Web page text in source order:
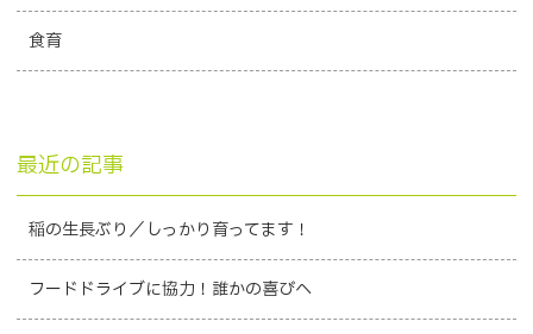
食育
最近の記事
稲の生長ぶり／しっかり育ってます！
フードドライブに協力！誰かの喜びへ